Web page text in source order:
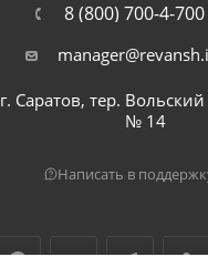
8 (800) 700-4-700
г. Саратов, тер. Вольский
№ 14
Написать в